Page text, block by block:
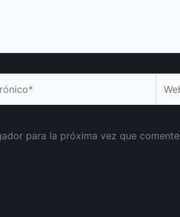
para la próxima vez que